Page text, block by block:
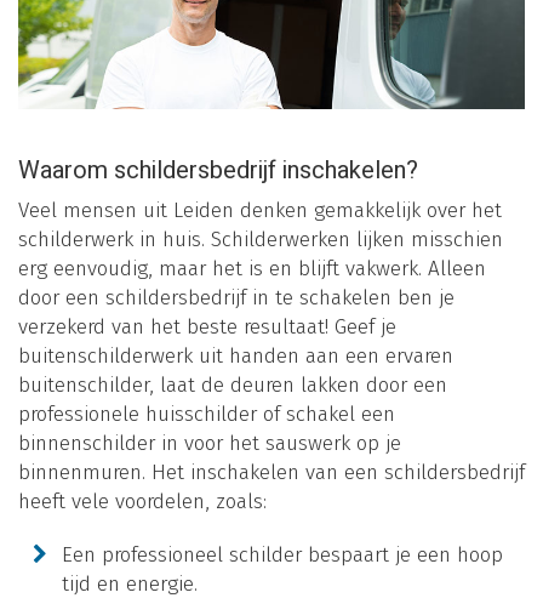
Waarom schildersbedrijf inschakelen?
Veel mensen uit Leiden denken gemakkelijk over het
schilderwerk in huis. Schilderwerken lijken misschien
erg eenvoudig, maar het is en blijft vakwerk. Alleen
door een schildersbedrijf in te schakelen ben je
verzekerd van het beste resultaat! Geef je
buitenschilderwerk uit handen aan een ervaren
buitenschilder, laat de deuren lakken door een
professionele huisschilder of schakel een
binnenschilder in voor het sauswerk op je
binnenmuren. Het inschakelen van een schildersbedrijf
heeft vele voordelen, zoals:
Een professioneel schilder bespaart je een hoop
tijd en energie.